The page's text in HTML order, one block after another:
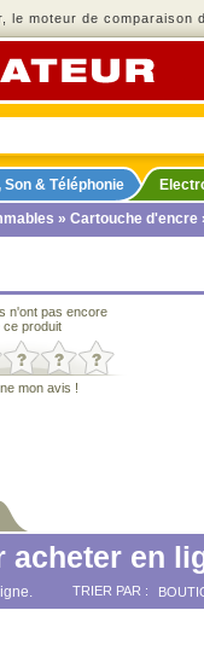
le moteur de comparaison
Son & Téléphonie
» Cartouche d'encre
n'ont pas encore
ce produit
mon avis !
acheter en
TRIER PAR :